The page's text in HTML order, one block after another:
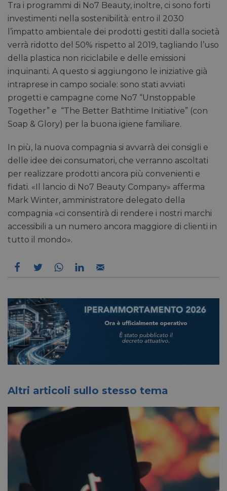
Tra i programmi di No7 Beauty, inoltre, ci sono forti
investimenti nella sostenibilità: entro il 2030
l’impatto ambientale dei prodotti gestiti dalla società
verrà ridotto del 50% rispetto al 2019, tagliando l’uso
della plastica non riciclabile e delle emissioni
inquinanti. A questo si aggiungono le iniziative già
intraprese in campo sociale: sono stati avviati
progetti e campagne come No7 “Unstoppable
Together” e “The Better Bathtime Initiative” (con
Soap & Glory) per la buona igiene familiare.
In più, la nuova compagnia si avvarrà dei consigli e
delle idee dei consumatori, che verranno ascoltati
per realizzare prodotti ancora più convenienti e
fidati. «Il lancio di No7 Beauty Company» afferma
Mark Winter, amministratore delegato della
compagnia «ci consentirà di rendere i nostri marchi
accessibili a un numero ancora maggiore di clienti in
tutto il mondo».
Altri articoli sullo stesso tema